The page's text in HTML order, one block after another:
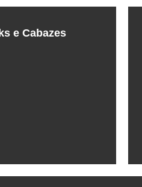
e Cabazes